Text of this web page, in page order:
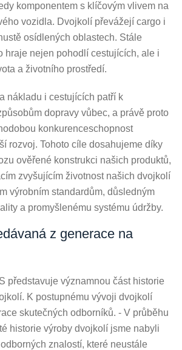
komponentem s klíčovým vlivem na
vozidla. Dvojkolí převážejí cargo i
osídlených oblastech. Stále
hraje nejen pohodlí cestujících, ale i
a životního prostředí.
nákladu i cestujících patří k
dopravy vůbec, a právě proto
konkurenceschopnost
rozvoj. Tohoto cíle dosahujeme díky
ověřené konstrukci našich produktů,
zvyšujícím životnost našich dvojkolí
výrobním standardům, důsledným
a promyšlenému systému údržby.
z generace na
představuje významnou část historie
K postupnému vývoji dvojkolí
skutečných odborníků. - V průběhu
historie výroby dvojkolí jsme nabyli
znalostí, které neustále